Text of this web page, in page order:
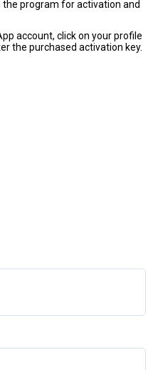
the program for activation and
account, click on your profile
the purchased activation key.